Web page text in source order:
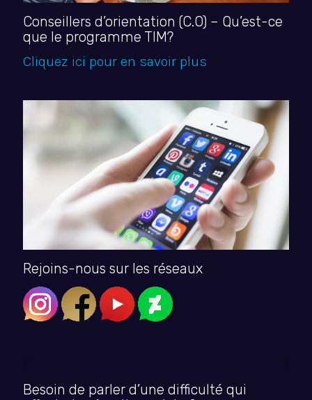
Conseillers d’orientation (C.O) – Qu’est-ce
que le programme TIM?
Cliquez ici pour en savoir plus
Rejoins-nous sur les réseaux
Besoin de parler d’une difficulté qui